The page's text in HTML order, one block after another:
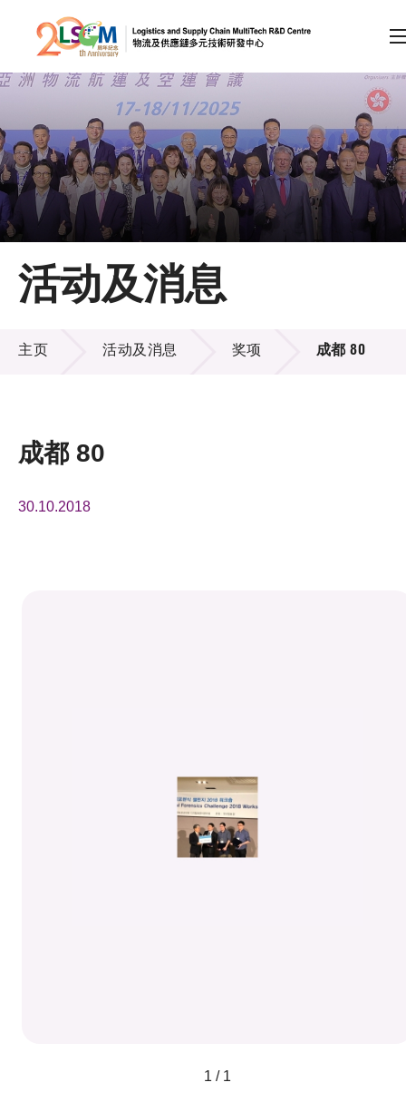
跳到内容（按回车键）
会员登录
A A EN 繁 简
主页
关于LSCM
技术商品化
奖项
活动及消息
活动及消息
主页 活动及消息 奖项 成都 80
成都 80
30.10.2018
1 / 1